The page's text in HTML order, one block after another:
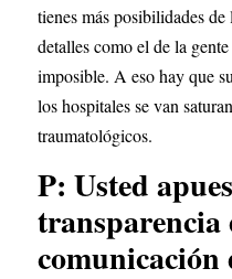
tienes más posibilidades
detalles como el de la
imposible. A eso hay que
los hospitales se van
traumatológicos.
P: Usted
transparencia
comunicación